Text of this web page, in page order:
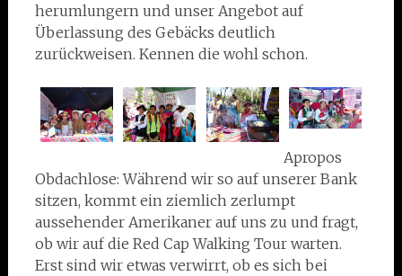
herumlungern und unser Angebot auf
Überlassung des Gebäcks deutlich
zurückweisen. Kennen die wohl schon.
Apropos
Obdachlose: Während wir so auf unserer Bank
sitzen, kommt ein ziemlich zerlumpt
aussehender Amerikaner auf uns zu und fragt,
ob wir auf die Red Cap Walking Tour warten.
Erst sind wir etwas verwirrt, ob es sich bei